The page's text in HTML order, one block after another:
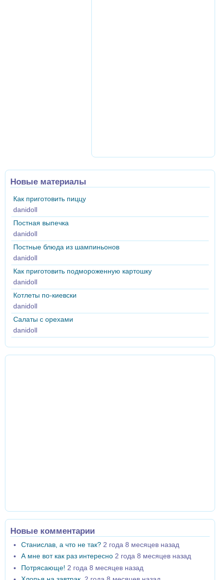
Новые материалы
Как приготовить пиццу
danidoll
Постная выпечка
danidoll
Постные блюда из шампиньонов
danidoll
Как приготовить подмороженную картошку
danidoll
Котлеты по-киевски
danidoll
Салаты с орехами
danidoll
Новые комментарии
Станислав, а что не так? 2 года 8 месяцев назад
А мне вот как раз интересно 2 года 8 месяцев назад
Потрясающе! 2 года 8 месяцев назад